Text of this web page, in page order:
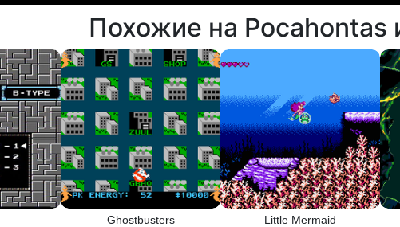
Похожие на Pocahontas
Ghostbusters Little Mermaid